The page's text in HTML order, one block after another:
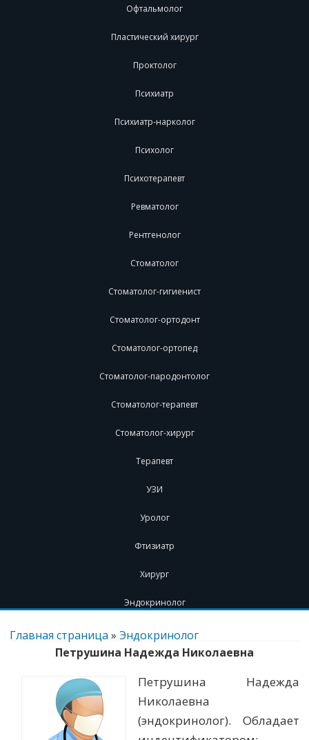
Офтальмолог
Пластический хирург
Проктолог
Психиатр
Психиатр-нарколог
Психолог
Психотерапевт
Ревматолог
Рентгенолог
Стоматолог
Стоматолог-гигиенист
Стоматолог-ортодонт
Стоматолог-ортопед
Стоматолог-пародонтолог
Стоматолог-терапевт
Стоматолог-хирург
Терапевт
УЗИ
Уролог
Фтизиатр
Хирург
Эндокринолог
Перейти
содержимому
Главная страница » Эндокринолог
Петрушина Надежда Николаевна
Петрушина Надежда
Николаевна
(эндокринолог). Обладает